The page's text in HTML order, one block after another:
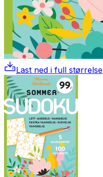
Last ned i full størrelse